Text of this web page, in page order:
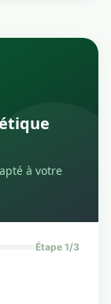
à votre
Étape 1/3